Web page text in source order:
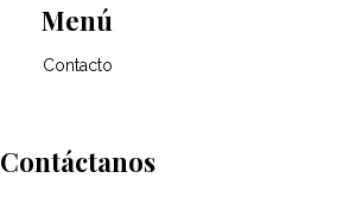
Menú
Contacto
Contáctanos